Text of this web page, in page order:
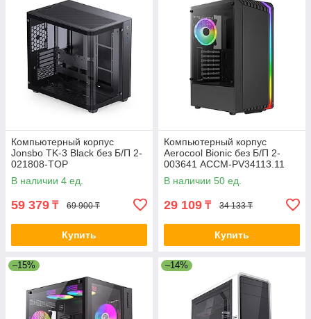
Компьютерный корпус
Jonsbo TK-3 Black без Б/П 2-
021808-TOP
В наличии 4 ед.
59 379 ₸ 69 900 ₸
Купить
Компьютерный корпус
Aerocool Bionic без Б/П 2-
003641 ACCM-PV34113.11
В наличии 50 ед.
29 109 ₸ 34 133 ₸
Купить
–15% –14%